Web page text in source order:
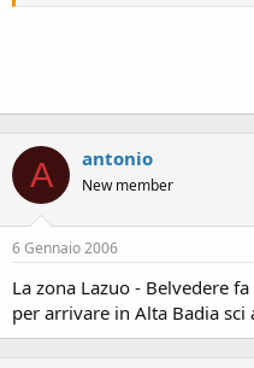
A antonio
New member
6 Gennaio 2006
La zona Lazuo - Belvedere
per arrivare in Alta Badia